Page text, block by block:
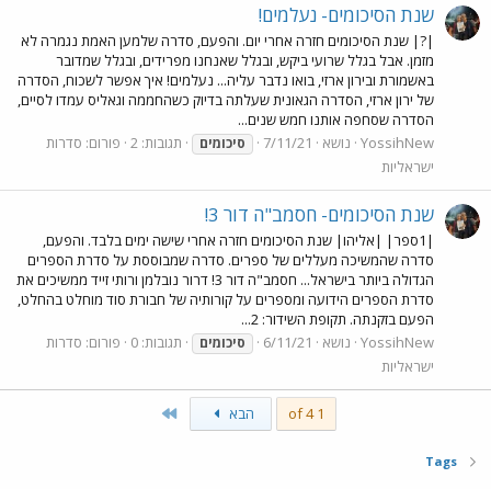
שנת הסיכומים- נעלמים!
|?| שנת הסיכומים חזרה אחרי יום. והפעם, סדרה שלמען האמת נגמרה לא
מזמן. אבל בגלל שרועי ביקש, ובגלל שאנחנו מפרידים, ובגלל שמדובר
באשמורת ובירון ארזי, בואו נדבר עליה... נעלמים! איך אפשר לשכוח, הסדרה
של ירון ארזי, הסדרה הגאונית שעלתה בדיוק כשהחממה וגאליס עמדו לסיים,
הסדרה שסחפה אותנו חמש שנים...
YossihNew נושא 7/11/21 סיכומים תגובות: 2 פורום: סדרות
ישראליות
שנת הסיכומים- חסמב"ה דור 3!
|1ספר| |אליהו| שנת הסיכומים חזרה אחרי שישה ימים בלבד. והפעם,
סדרה שהמשיכה מעללים של ספרים. סדרה שמבוססת על סדרת הספרים
הגדולה ביותר בישראל... חסמב"ה דור 3! דרור נובלמן ורותי זייד ממשיכים את
סדרת הספרים הידועה ומספרים על קורותיה של חבורת סוד מוחלט בהחלט,
הפעם בזקנתה. תקופת השידור: 2...
YossihNew נושא 6/11/21 סיכומים תגובות: 0 פורום: סדרות
ישראליות
1 of 4 הבא
Tags